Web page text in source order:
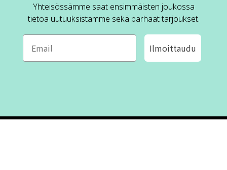
Yhteisössämme saat ensimmäisten joukossa
tietoa uutuuksistamme sekä parhaat tarjoukset.
Ilmoittaudu